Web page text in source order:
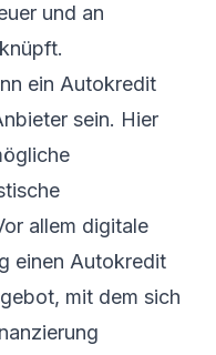
und an
ein Autokredit
sein. Hier
allem digitale
einen Autokredit
mit dem sich